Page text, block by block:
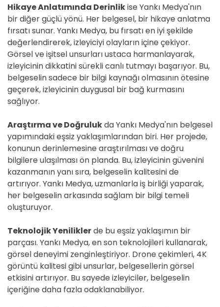
Hikaye Anlatımında Derinlikise Yankı Medya'nın
bir diğer güçlü yönü. Her belgesel, bir hikaye anlatma
fırsatı sunar. Yankı Medya, bu fırsatı en iyi şekilde
değerlendirerek, izleyiciyi olayların içine çekiyor.
Görsel ve işitsel unsurları ustaca harmanlayarak,
izleyicinin dikkatini sürekli canlı tutmayı başarıyor. Bu,
belgeselin sadece bir bilgi kaynağı olmasının ötesine
geçerek, izleyicinin duygusal bir bağ kurmasını
sağlıyor.
Araştırma ve Doğrulukda Yankı Medya'nın belgesel
yapımındaki eşsiz yaklaşımlarından biri. Her projede,
konunun derinlemesine araştırılması ve doğru
bilgilere ulaşılması ön planda. Bu, izleyicinin güvenini
kazanmanın yanı sıra, belgeselin kalitesini de
artırıyor. Yankı Medya, uzmanlarla iş birliği yaparak,
her belgeselin arkasında sağlam bir bilgi temeli
oluşturuyor.
Teknolojik Yeniliklerde bu eşsiz yaklaşımın bir
parçası. Yankı Medya, en son teknolojileri kullanarak,
görsel deneyimi zenginleştiriyor. Drone çekimleri, 4K
görüntü kalitesi gibi unsurlar, belgesellerin görsel
etkisini artırıyor. Bu sayede izleyiciler, belgeselin
içeriğine daha fazla odaklanabiliyor.